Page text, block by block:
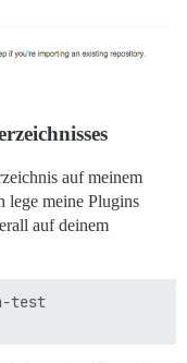
auf meinem
lege meine Plugins
auf deinem
test